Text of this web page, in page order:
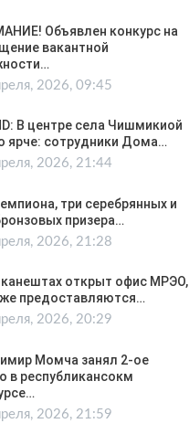
Объявлен конкурс на
вакантной
2026, 09:45
В центре села Чишмикиой
ярче: сотрудники Дома…
2026, 21:44
три серебрянных и
призера…
2026, 21:28
открыт офис МРЭО,
предоставляются…
2026, 20:29
Момча занял 2-ое
в республикансокм
2026, 21:59